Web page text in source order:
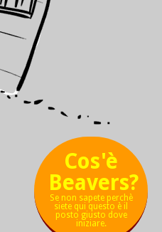
Cos'è
Beavers?
Se non sapete perchè
siete qui questo è il
posto giusto dove
iniziare.